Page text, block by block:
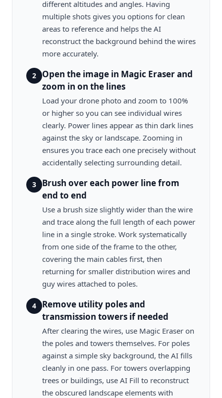
different altitudes and angles. Having
multiple shots gives you options for clean
areas to reference and helps the AI
reconstruct the background behind the wires
more accurately.
2
Open the image in Magic Eraser and
zoom in on the lines
Load your drone photo and zoom to 100%
or higher so you can see individual wires
clearly. Power lines appear as thin dark lines
against the sky or landscape. Zooming in
ensures you trace each one precisely without
accidentally selecting surrounding detail.
3
Brush over each power line from
end to end
Use a brush size slightly wider than the wire
and trace along the full length of each power
line in a single stroke. Work systematically
from one side of the frame to the other,
covering the main cables first, then
returning for smaller distribution wires and
guy wires attached to poles.
4
Remove utility poles and
transmission towers if needed
After clearing the wires, use Magic Eraser on
the poles and towers themselves. For poles
against a simple sky background, the AI fills
cleanly in one pass. For towers overlapping
trees or buildings, use AI Fill to reconstruct
the obscured landscape elements with